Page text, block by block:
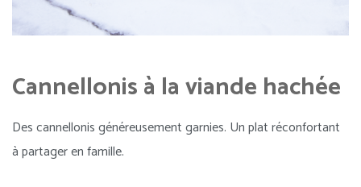
Cannellonis à la viande hachée
Des cannellonis généreusement garnies. Un plat réconfortant
à partager en famille.